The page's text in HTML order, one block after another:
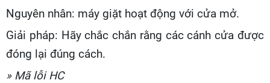
Nguyên nhân: máy giặt hoạt động với cửa mở.
Giải pháp: Hãy chắc chắn rằng các cánh cửa được
đóng lại đúng cách.
» Mã lỗi HC